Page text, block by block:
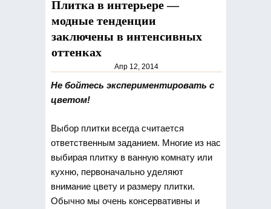
Плитка в интерьере —
модные тенденции
заключены в интенсивных
оттенках
Апр 12, 2014
Не бойтесь экспериментировать с
цветом!
Выбор плитки всегда считается
ответственным заданием. Многие из нас
выбирая плитку в ванную комнату или
кухню, первоначально уделяют
внимание цвету и размеру плитки.
Обычно мы очень консервативны и